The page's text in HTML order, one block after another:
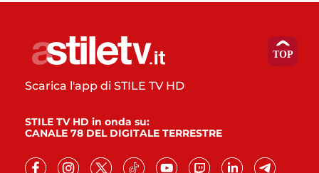
Scarica l'app di STILE TV HD
STILE TV HD in onda su:
CANALE 78 DEL DIGITALE TERRESTRE